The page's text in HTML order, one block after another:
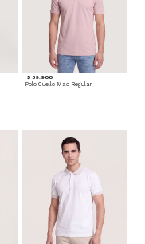
$ 59.900
Polo Cuello Mao Regular